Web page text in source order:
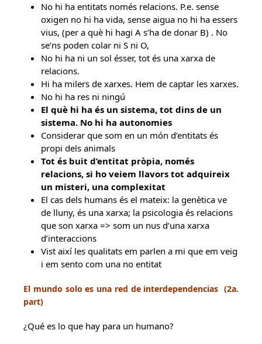
No hi ha entitats només relacions. P.e. sense
oxigen no hi ha vida, sense aigua no hi ha essers
vius, (per a què hi hagi A s’ha de donar B) . No
se’ns poden colar ni S ni O,
No hi ha ni un sol ésser, tot és una xarxa de
relacions.
Hi ha milers de xarxes. Hem de captar les xarxes.
No hi ha res ni ningú
El què hi ha és un sistema, tot dins de un
sistema. No hi ha autonomies
Considerar que som en un món d’entitats és
propi dels animals
Tot és buit d’entitat pròpia, només
relacions, si ho veiem llavors tot adquireix
un misteri, una complexitat
El cas dels humans és el mateix: la genètica ve
de lluny, és una xarxa; la psicologia és relacions
que son xarxa => som un nus d’una xarxa
d’interaccions
Vist així les qualitats em parlen a mi que em veig
i em sento com una no entitat
El mundo solo es una red de interdependencias (2a.
part)
¿Qué es lo que hay para un humano?